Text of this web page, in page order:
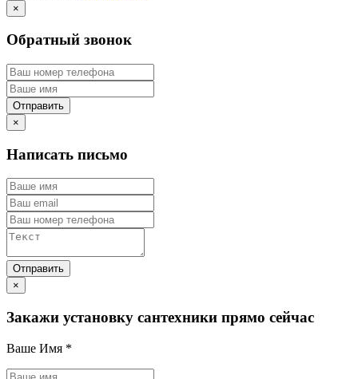
×
Обратный звонок
×
Написать письмо
×
Закажи установку сантехники прямо сейчас
Ваше Имя *